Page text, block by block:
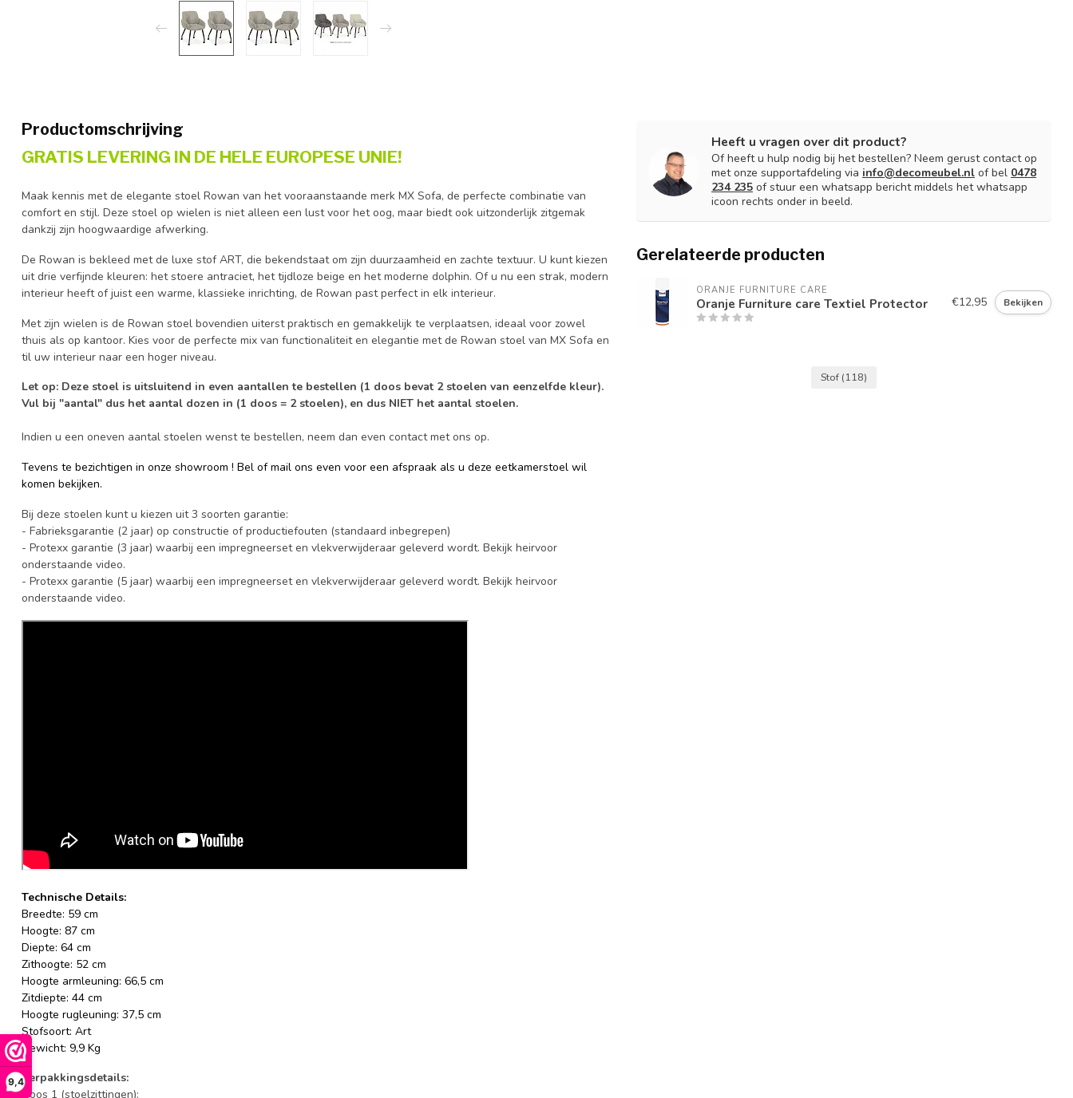
9,4
Productomschrijving
GRATIS LEVERING IN DE HELE EUROPESE UNIE!
Maak kennis met de elegante stoel Rowan van het vooraanstaande merk MX Sofa, de perfecte combinatie van
comfort en stijl. Deze stoel op wielen is niet alleen een lust voor het oog, maar biedt ook uitzonderlijk zitgemak
dankzij zijn hoogwaardige afwerking.
De Rowan is bekleed met de luxe stof ART, die bekendstaat om zijn duurzaamheid en zachte textuur. U kunt kiezen
uit drie verfijnde kleuren: het stoere antraciet, het tijdloze beige en het moderne dolphin. Of u nu een strak, modern
interieur heeft of juist een warme, klassieke inrichting, de Rowan past perfect in elk interieur.
Met zijn wielen is de Rowan stoel bovendien uiterst praktisch en gemakkelijk te verplaatsen, ideaal voor zowel
thuis als op kantoor. Kies voor de perfecte mix van functionaliteit en elegantie met de Rowan stoel van MX Sofa en
til uw interieur naar een hoger niveau.
Let op: Deze stoel is uitsluitend in even aantallen te bestellen (1 doos bevat 2 stoelen van eenzelfde kleur).
Vul bij "aantal" dus het aantal dozen in (1 doos = 2 stoelen), en dus NIET het aantal stoelen.
Indien u een oneven aantal stoelen wenst te bestellen, neem dan even contact met ons op.
Tevens te bezichtigen in onze showroom ! Bel of mail ons even voor een afspraak als u deze eetkamerstoel wil
komen bekijken.
Bij deze stoelen kunt u kiezen uit 3 soorten garantie:
- Fabrieksgarantie (2 jaar) op constructie of productiefouten (standaard inbegrepen)
- Protexx garantie (3 jaar) waarbij een impregneerset en vlekverwijderaar geleverd wordt. Bekijk heirvoor
onderstaande video.
- Protexx garantie (5 jaar) waarbij een impregneerset en vlekverwijderaar geleverd wordt. Bekijk heirvoor
onderstaande video.
Technische Details:
Breedte: 59 cm
Hoogte: 87 cm
Diepte: 64 cm
Zithoogte: 52 cm
Hoogte armleuning: 66,5 cm
Zitdiepte: 44 cm
Hoogte rugleuning: 37,5 cm
Stofsoort: Art
Gewicht: 9,9 Kg
Verpakkingsdetails:
Doos 1 (stoelzittingen):
Heeft u vragen over dit product?
Of heeft u hulp nodig bij het bestellen? Neem gerust contact op
met onze supportafdeling via info@decomeubel.nl of bel 0478
234 235 of stuur een whatsapp bericht middels het whatsapp
icoon rechts onder in beeld.
Gerelateerde producten
ORANJE FURNITURE CARE
Oranje Furniture care Textiel Protector €12,95 Bekijken
Stof (118)